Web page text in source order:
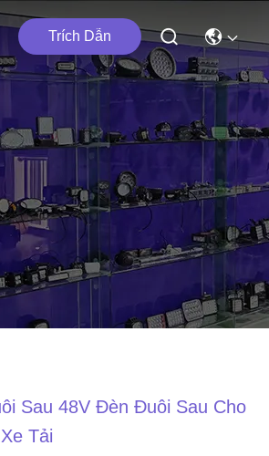
Trích Dẫn
Sau 48V Đèn Đuôi Sau Cho
Tải